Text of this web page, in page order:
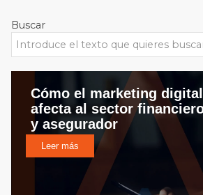
Buscar
Cómo el marketing digital
afecta al sector
y asegurador
Leer más